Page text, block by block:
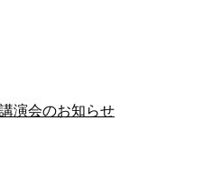
演会のお知らせ